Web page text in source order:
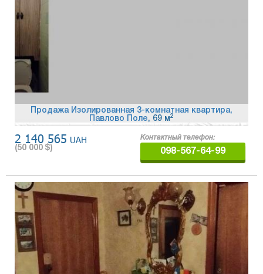
Продажа Изолированная 3-комнатная квартира,
Павлово Поле, 69 м2
2 140 565 UAH
(50 000 $)
Контактный телефон:
098-567-64-99